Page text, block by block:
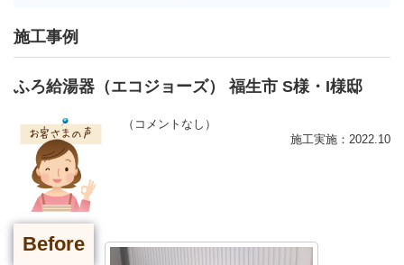
施工事例
ふろ給湯器（エコジョーズ） 福生市 S様・I様邸
（コメントなし）
施工実施：2022.10
Before